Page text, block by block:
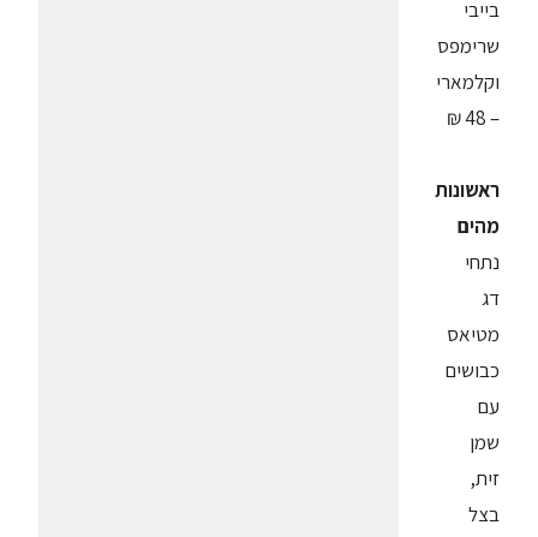
בייבי
שרימפס
וקלמארי
– 48 ₪
ראשונות
מהים
נתחי
דג
מטיאס
כבושים
עם
שמן
זית,
בצל